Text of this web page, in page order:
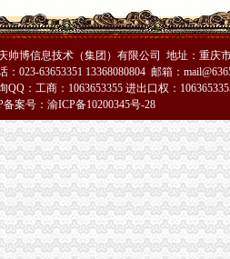
出口分析
职_找工作】-智联招聘
税务总局关于城镇集体企业单位清产
重庆分公司完成注销的公告|议案|董
可证》公告
请】-中科商务网
程序】-中科商务网
、公司注销以及转让】-重庆易登网
帅博信息技术（集团）有限公司 地址：重庆
：023-63653351 13368080804 邮箱：
QQ：工商：1063653355 进出口权：
备案号：渝ICP备10200345号-28